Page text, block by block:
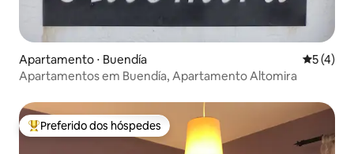
Apartamento ⋅ Buendía 5 de
5 (4)
Apartamentos em Buendía, Apartamento Altomira
Entre os melhores preferidos dos hóspedes
Preferido dos hóspedes